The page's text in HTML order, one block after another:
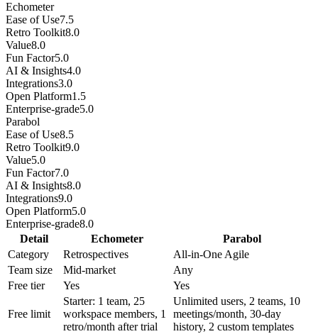
Echometer
Ease of Use7.5
Retro Toolkit8.0
Value8.0
Fun Factor5.0
AI & Insights4.0
Integrations3.0
Open Platform1.5
Enterprise-grade5.0
Parabol
Ease of Use8.5
Retro Toolkit9.0
Value5.0
Fun Factor7.0
AI & Insights8.0
Integrations9.0
Open Platform5.0
Enterprise-grade8.0
Detail
Echometer
Parabol
Category
Retrospectives
All-in-One Agile
Team size
Mid-market
Any
Free tier
Yes Yes
Free limit
Starter: 1 team, 25
workspace members, 1
retro/month after trial
Unlimited users, 2 teams, 10
meetings/month, 30-day
history, 2 custom templates